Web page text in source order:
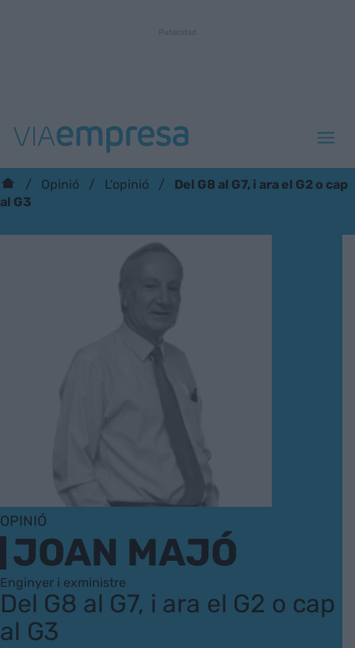
Opinió L'opinió
Del G8 al G7, i ara el G2 o cap
al G3
OPINIÓ
JOAN MAJÓ
Enginyer i exministre
Del G8 al G7, i ara el G2 o cap
al G3